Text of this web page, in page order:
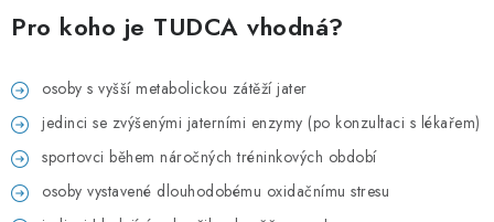
Pro koho je TUDCA vhodná?
osoby s vyšší metabolickou zátěží jater
jedinci se zvýšenými jaterními enzymy (po konzultaci s lékařem)
sportovci během náročných tréninkových období
osoby vystavené dlouhodobému oxidačnímu stresu